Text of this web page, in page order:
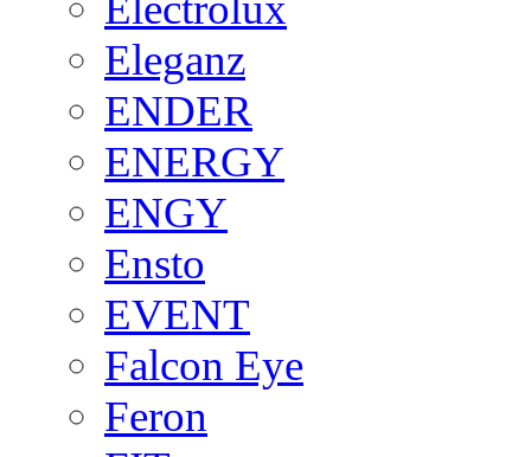
Eleganz
ENDER
ENERGY
ENGY
Ensto
EVENT
Falcon Eye
Feron